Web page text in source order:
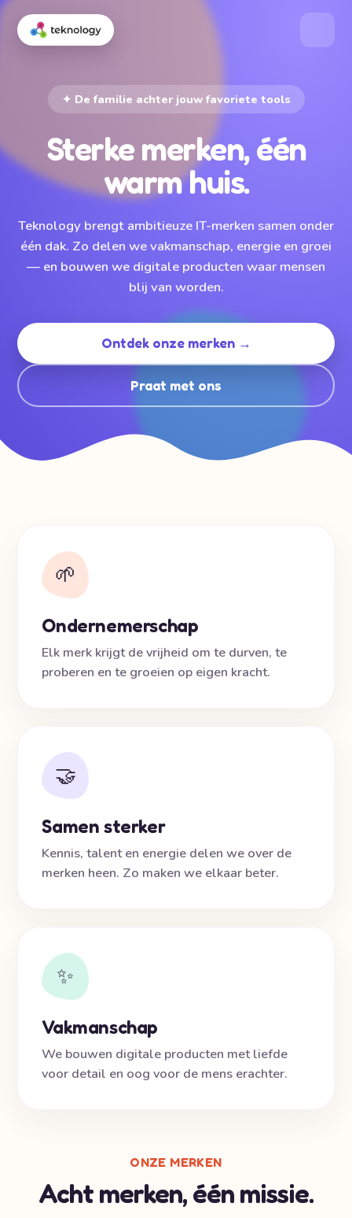
✦ De familie achter jouw favoriete tools
Sterke merken, één
warm huis.
Teknology brengt ambitieuze IT-merken samen onder
één dak. Zo delen we vakmanschap, energie en groei
— en bouwen we digitale producten waar mensen
blij van worden.
Ontdek onze merken →
Praat met ons
🌱
Ondernemerschap
Elk merk krijgt de vrijheid om te durven, te
proberen en te groeien op eigen kracht.
🤝
Samen sterker
Kennis, talent en energie delen we over de
merken heen. Zo maken we elkaar beter.
✨
Vakmanschap
We bouwen digitale producten met liefde
voor detail en oog voor de mens erachter.
ONZE MERKEN
Acht merken, één missie.